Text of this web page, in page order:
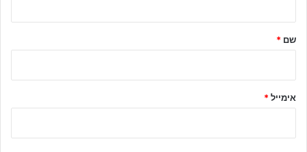
ל
שם *
אימייל*